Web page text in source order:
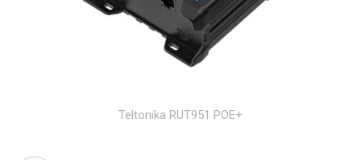
Teltonika RUT951 POE+